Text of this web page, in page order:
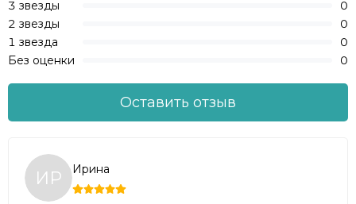
Форма: Правильная, конусовидная
ИР Ирина
3 звезды
0
2 звезды
0
1 звезда
0
Без оценки
0
Оставить отзыв